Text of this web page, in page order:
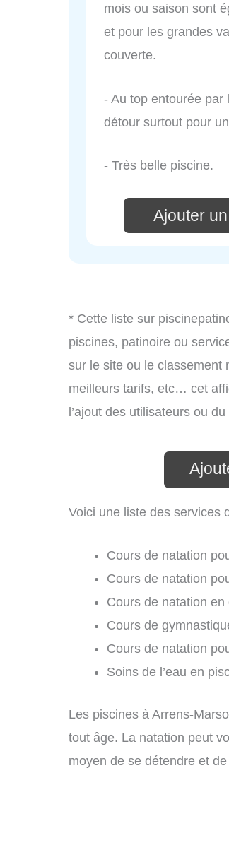
mois ou saison sont
et pour les grandes
couverte.
- Au top entourée
détour surtout pour
- Très belle piscine.
Ajouter
* Cette liste sur
piscines, patinoire ou
sur le site ou le classement
meilleurs tarifs, etc… cet
l’ajout des utilisateurs ou
Voici une liste des services
Cours de natation
Cours de natation
Cours de natation
Cours de
Cours de natation
Soins de l’eau en
Les piscines à Arrens-
tout âge. La natation peut
moyen de se détendre et